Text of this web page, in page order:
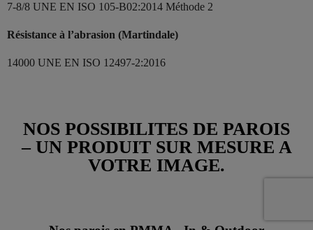
7-8/8 UNE EN ISO 105-B02:2014 Méthode 2
Résistance à l’abrasion (Martindale)
14000 UNE EN ISO 12497-2:2016
NOS POSSIBILITES DE PAROIS
– UN PRODUIT SUR MESURE A
VOTRE IMAGE.